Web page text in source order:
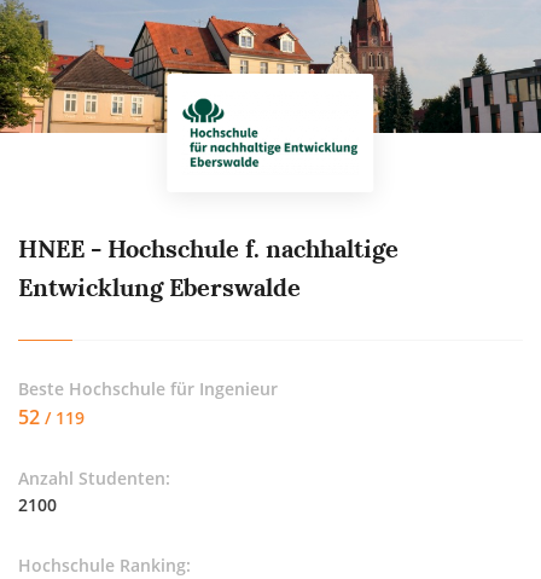
HNEE - Hochschule f. nachhaltige
Entwicklung Eberswalde
Beste Hochschule für Ingenieur
52 / 119
Anzahl Studenten:
2100
Hochschule Ranking: